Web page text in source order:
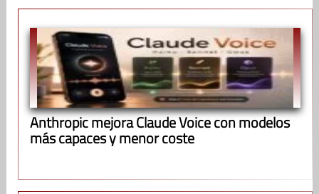
Anthropic mejora Claude Voice con modelos
más capaces y menor coste